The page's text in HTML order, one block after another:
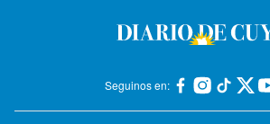
Seguinos en: